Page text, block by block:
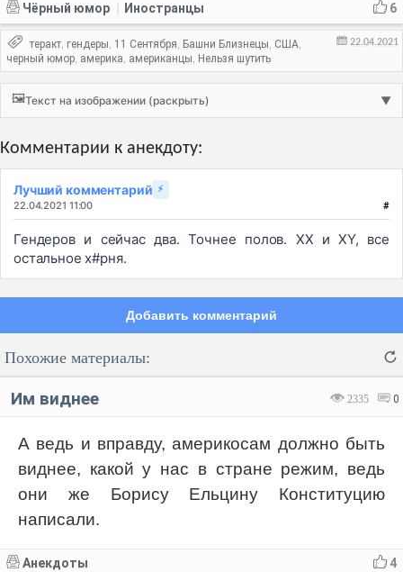
6
Чёрный юмор Иностранцы
22.04.2021
теракт, гендеры, 11 Сентября, Башни Близнецы, США,
черный юмор, америка, американцы, Нельзя шутить
🖼️Текст на изображении (раскрыть) ▼
Комментарии к анекдоту:
Лучший комментарий ⚡
22.04.2021 11:00 #
Гендеров и сейчас два. Точнее полов. XX и XY, все
остальное х#рня.
Добавить комментарий
Код: Отправить
Похожие материалы:
2335 0
Им виднее
А ведь и вправду, америкосам должно быть
виднее, какой у нас в стране режим, ведь
они же Борису Ельцину Конституцию
написали.
4
Анекдоты